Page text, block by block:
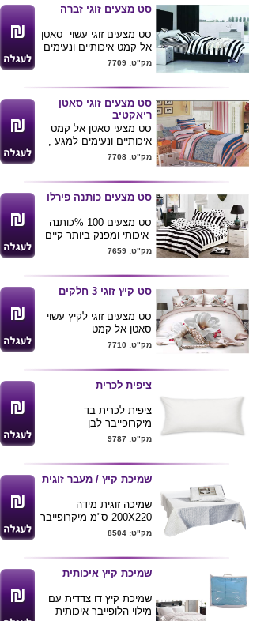
מידות 40*60
סט מצעים זוגי זברה
סט מצעים זוגי עשוי סאטן
אל קמט איכותיים ונעימים
למגע ,
200X220 ס"מ , סדין
160X200 ס"מ , 2 ציפיות
50X70 ס"מ
הסטים מגיעים במגוון
עיצובים פרטים אצלנו .
מק"ט: 7709
סט מצעים זוגי סאטן
ריאקטיב
סט מצעי סאטן אל קמט
איכותיים ונעימים למגע ,
הסט כולל : ציפה
160X200 ס"מ , 2 ציפיות
50X70 ס"מ
מק"ט: 7708
סט מצעים כותנה פירלו
סט מצעים 100 %כותנה
איכותי ומפנק ביותר קיים
בכמה מידות לבחירה :
- 90X200X20 ס"מ , ציפה
שמיכה - 150X200 ס"מ ,
ציפה כרית - 50X70 ס"מ
קיים גם במידות יותר
גדולות
הסטים מגיעים במגוון
עיצובים פרטים אצלנו .
מק"ט: 7659
סט קיץ זוגי 3 חלקים
סט מצעים זוגי לקיץ עשוי
סאטן אל קמט
הסט מכיל : סדין
50X70 ס"מ
מק"ט: 7710
ציפית לכרית
ציפית לכרית בד
מיקרופייבר לבן
להדפסת סובלימציה
גודל 50*70
מק"ט: 9787
שמיכת קיץ / מעבר זוגית
שמיכה זוגית מידה
200X220 ס"מ מיקרופייבר
עם מילוי
מק"ט: 8504
שמיכת קיץ איכותית
שמיכת קיץ דו צדדית עם
מילוי הלופייבר איכותית